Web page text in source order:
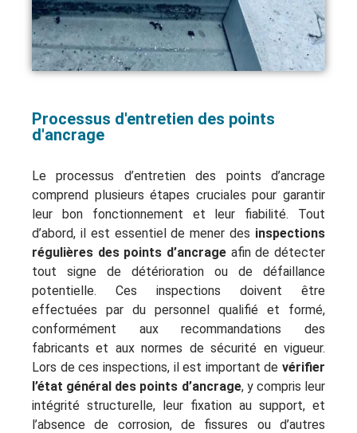
Processus d'entretien des points
d'ancrage
Le processus d’entretien des points d’ancrage
comprend plusieurs étapes cruciales pour garantir
leur bon fonctionnement et leur fiabilité. Tout
d’abord, il est essentiel de mener des inspections
régulières des points d’ancrage afin de détecter
tout signe de détérioration ou de défaillance
potentielle. Ces inspections doivent être
effectuées par du personnel qualifié et formé,
conformément aux recommandations des
fabricants et aux normes de sécurité en vigueur.
Lors de ces inspections, il est important de vérifier
l’état général des points d’ancrage, y compris leur
intégrité structurelle, leur fixation au support, et
l’absence de corrosion, de fissures ou d’autres